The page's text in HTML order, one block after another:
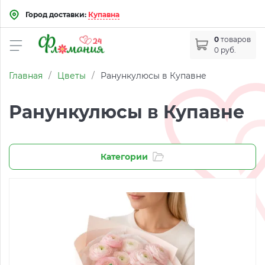
Город доставки: Купавна
0 товаров
0 руб.
Главная / Цветы / Ранункулюсы в Купавне
Ранункулюсы в Купавне
Категории